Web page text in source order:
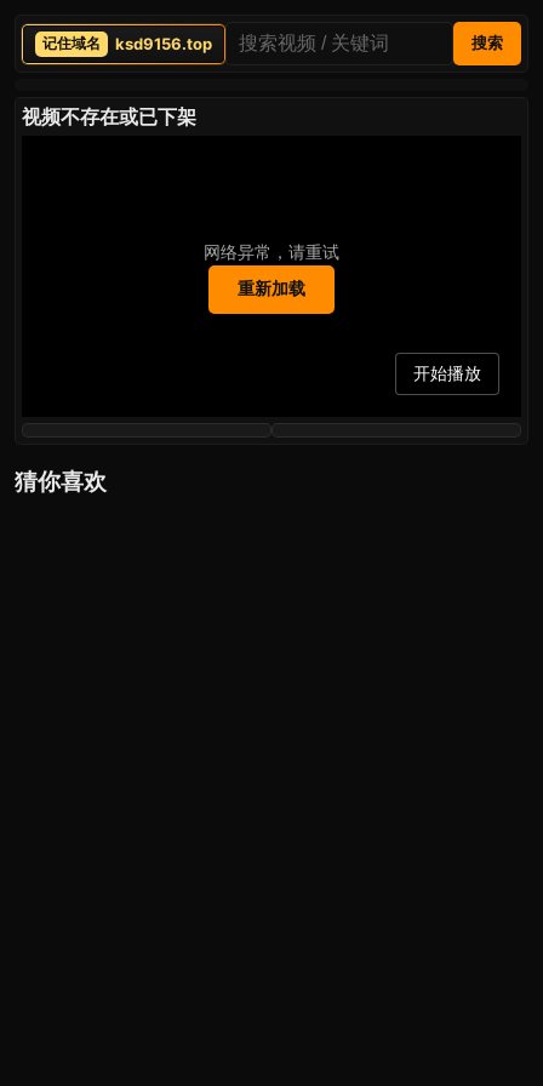
ksd9156.top 搜索
视频不存在或已下架
网络异常，请重试
重新加载
开始播放
猜你喜欢